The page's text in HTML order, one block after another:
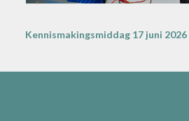
Kennismakingsmiddag 17 juni 2026